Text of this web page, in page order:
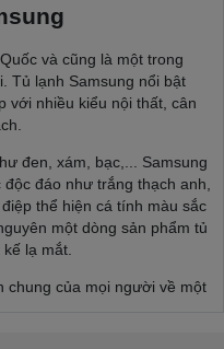
và cũng là một trong
Tủ lạnh Samsung nổi bật
với nhiều kiểu nội thất, cân
đen, xám, bạc,... Samsung
đáo như trắng thạch anh,
thể hiện cá tính màu sắc
một dòng sản phẩm tủ
lạ mắt.
chung của mọi người về một
cách cá nhân, phù hợp với